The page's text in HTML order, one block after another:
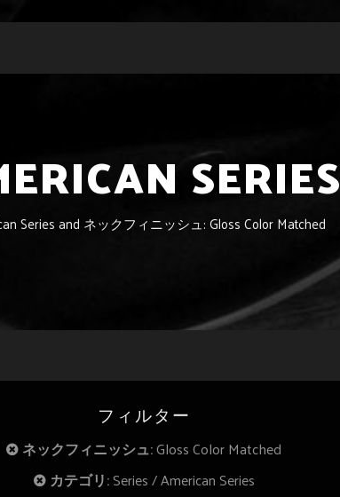
SERIES
Series and ネックフィニッシュ: Gloss Color Matched
フィルター
ネックフィニッシュ:Gloss Color Matched
カテゴリ:Series American Series